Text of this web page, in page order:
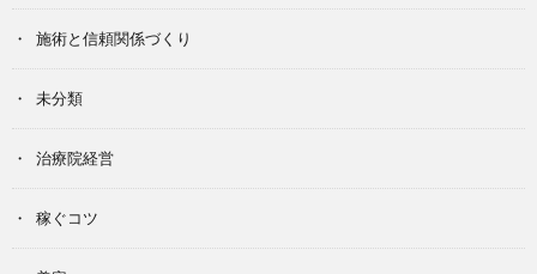
施術と信頼関係づくり
未分類
治療院経営
稼ぐコツ